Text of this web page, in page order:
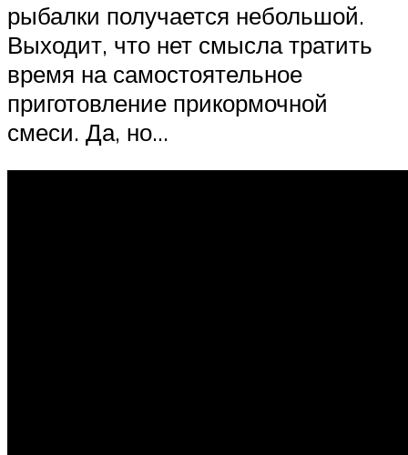
рыбалки получается небольшой.
Выходит, что нет смысла тратить
время на самостоятельное
приготовление прикормочной
смеси. Да, но…